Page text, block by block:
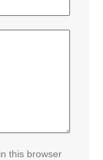
this browser